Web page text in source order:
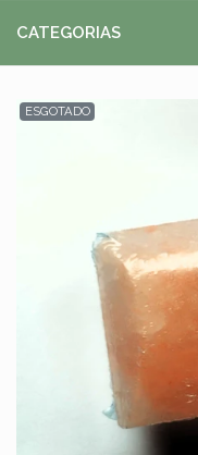
CATEGORIAS
ESGOTADO